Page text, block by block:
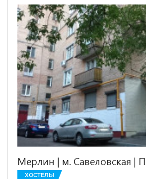
Мерлин | м. Савеловская |
ХОСТЕЛЫ